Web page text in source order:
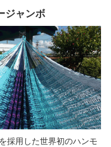
ジャンボ
採用した世界初のハンモ